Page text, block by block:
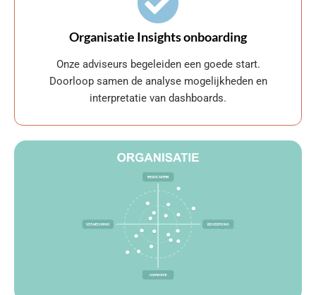
Organisatie Insights onboarding
Onze adviseurs begeleiden een goede start.
Doorloop samen de analyse mogelijkheden en
interpretatie van dashboards.